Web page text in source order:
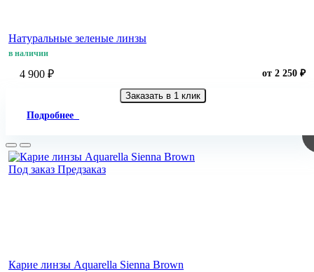
Натуральные зеленые линзы
в наличии
4 900 ₽ от 2 250 ₽
Заказать в 1 клик
Подробнее
Под заказ Предзаказ
Карие линзы Aquarella Sienna Brown